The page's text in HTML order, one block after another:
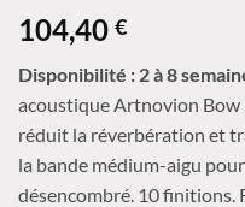
104,40 €
Disponibilité : 2 à 8
acoustique Artnovion Bow
réduit la réverbération et
la bande médium-aigu
désencombré. 10 finitions.